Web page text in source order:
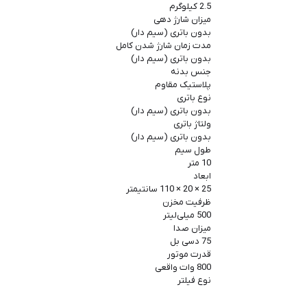
2.5 کیلوگرم
میزان شارژ دهی
بدون باتری (سیم دار)
مدت زمان شارژ شدن کامل
بدون باتری (سیم دار)
جنس بدنه
پلاستیک مقاوم
نوع باتری
بدون باتری (سیم دار)
ولتاژ باتری
بدون باتری (سیم دار)
طول سیم
10 متر
ابعاد
25 × 20 × 110 سانتیمتر
ظرفیت مخزن
500 میلی‌لیتر
میزان صدا
75 دسی‌ بل
قدرت موتور
800 وات واقعی
نوع فیلتر